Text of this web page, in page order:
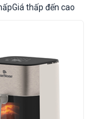
Giá thấp đến cao